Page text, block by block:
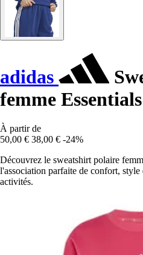
adidas
femme
À partir de
50,00 € 38,00 € -24%
Découvrez le sweatshirt polaire
l'association parfaite de confort,
activités.